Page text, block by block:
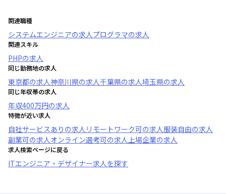
関連職種
システムエンジニアの求人プログラマの求人
関連スキル
PHPの求人
同じ勤務地の求人
東京都の求人神奈川県の求人千葉県の求人埼玉県の求人
同じ年収帯の求人
年収400万円の求人
特徴が近い求人
自社サービスあり の求人 リモートワーク可の求人服装自由の求人
副業可の求人オンライン選考可の求人上場企業の求人
求人検索ページに戻る
ITエンジニア・デザイナー求人を探す